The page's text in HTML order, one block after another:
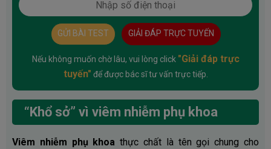
GỬI BÀI TEST GIẢI ĐÁP TRỰC TUYẾN
Nếu không muốn chờ lâu, vui lòng click "Giải đáp trực
tuyến" để được bác sĩ tư vấn trực tiếp.
“Khổ sở” vì viêm nhiễm phụ khoa
Viêm nhiễm phụ khoa thực chất là tên gọi chung cho